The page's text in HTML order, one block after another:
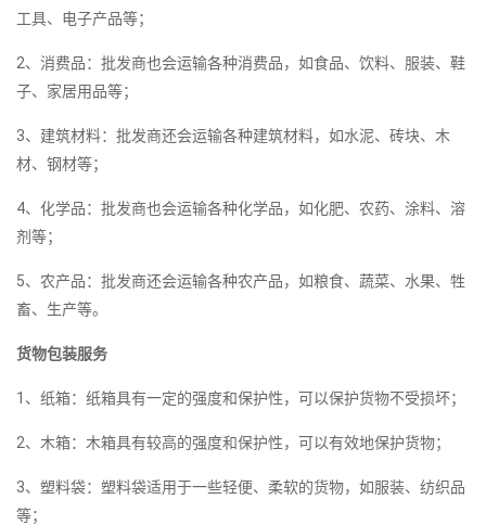
工具、电子产品等；
2、消费品：批发商也会运输各种消费品，如食品、饮料、服装、鞋
子、家居用品等；
3、建筑材料：批发商还会运输各种建筑材料，如水泥、砖块、木
材、钢材等；
4、化学品：批发商也会运输各种化学品，如化肥、农药、涂料、溶
剂等；
5、农产品：批发商还会运输各种农产品，如粮食、蔬菜、水果、牲
畜、生产等。
货物包装服务
1、纸箱：纸箱具有一定的强度和保护性，可以保护货物不受损坏；
2、木箱：木箱具有较高的强度和保护性，可以有效地保护货物；
3、塑料袋：塑料袋适用于一些轻便、柔软的货物，如服装、纺织品
等；